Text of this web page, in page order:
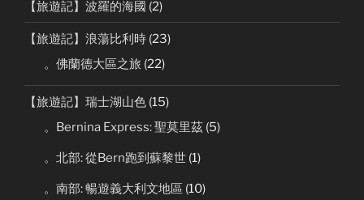
【旅遊記】波羅的海國 (2)
【旅遊記】浪蕩比利時 (23)
。佛蘭德大區之旅 (22)
【旅遊記】瑞士湖山色 (15)
。Bernina Express: 聖莫里茲 (5)
。北部: 從Bern跑到蘇黎世 (1)
。南部: 暢遊義大利文地區 (10)